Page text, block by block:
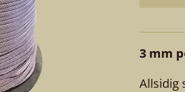
3 mm
Allsidig